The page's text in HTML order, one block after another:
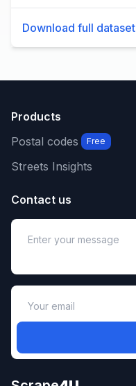
Download full dataset
Products
Postal codes
Free
Streets Insights
Contact us